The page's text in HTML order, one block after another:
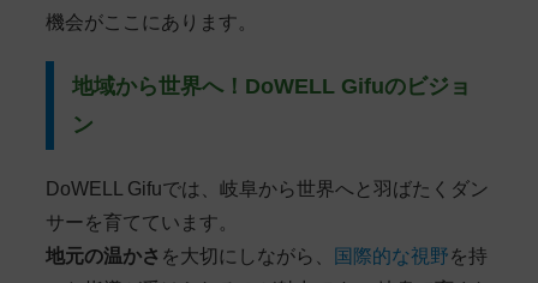
機会がここにあります。
地域から世界へ！DoWELL Gifuのビジョ
ン
DoWELL Gifuでは、岐阜から世界へと羽ばたくダン
サーを育てています。
地元の温かさ を大切にしながら、 国際的な視野を持